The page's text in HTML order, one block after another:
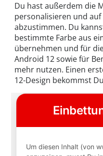
Du hast außerdem die
personalisieren und
abzustimmen. Du
bestimmte Farbe aus
übernehmen und für
Android 12 sowie für
mehr nutzen. Einen
12-Design bekommst